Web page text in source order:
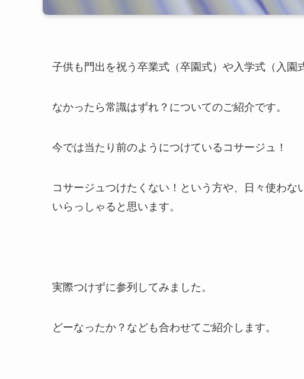
子供も門出を祝う卒業式（卒園式）や入学式（入園
なかったら常識はずれ？についてのご紹介です。
今では当たり前のようにつけているコサージュ！
コサージュつけたくない！という方や、日々使わ
いらっしゃると思います。
実際つけずに参列してみました。
どーなったか？なども合わせてご紹介します。